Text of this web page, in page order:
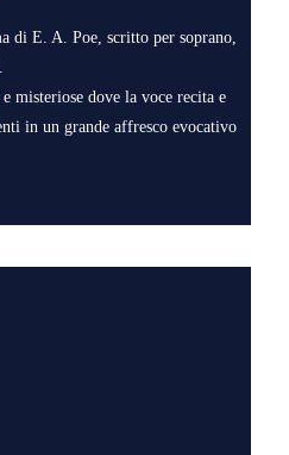
di E. A. Poe, scritto per soprano,
misteriose dove la voce recita e
in un grande affresco evocativo